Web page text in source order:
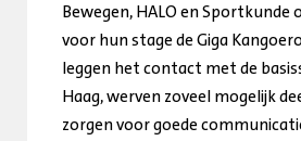
Bewegen, HALO en Sportkunde
voor hun stage de Giga
leggen het contact met de
Haag, werven zoveel mogelijk
zorgen voor goede